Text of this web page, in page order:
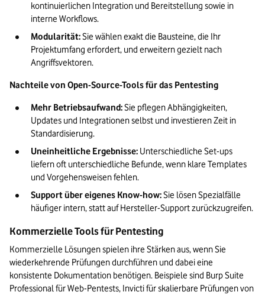
kontinuierlichen Integration und Bereitstellung sowie in
interne Workflows.
Modularität: Sie wählen exakt die Bausteine, die Ihr
Projektumfang erfordert, und erweitern gezielt nach
Angriffsvektoren.
Nachteile von Open-Source-Tools für das Pentesting
Mehr Betriebsaufwand: Sie pflegen Abhängigkeiten,
Updates und Integrationen selbst und investieren Zeit in
Standardisierung.
Uneinheitliche Ergebnisse: Unterschiedliche Set-ups
liefern oft unterschiedliche Befunde, wenn klare Templates
und Vorgehensweisen fehlen.
Support über eigenes Know-how: Sie lösen Spezialfälle
häufiger intern, statt auf Hersteller-Support zurückzugreifen.
Kommerzielle Tools für Pentesting
Kommerzielle Lösungen spielen ihre Stärken aus, wenn Sie
wiederkehrende Prüfungen durchführen und dabei eine
konsistente Dokumentation benötigen. Beispiele sind Burp Suite
Professional für Web-Pentests, Invicti für skalierbare Prüfungen von